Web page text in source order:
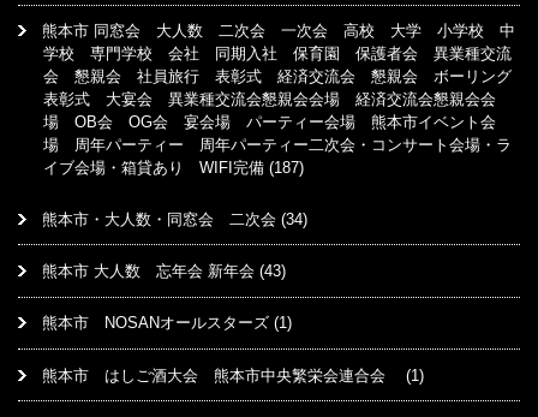
熊本市 同窓会 大人数 二次会 一次会 高校 大学 小学校 中
学校 専門学校 会社 同期入社 保育園 保護者会 異業種交流
会 懇親会 社員旅行 表彰式 経済交流会 懇親会 ボーリング
表彰式 大宴会 異業種交流会懇親会会場 経済交流会懇親会会
場 OB会 OG会 宴会場 パーティー会場 熊本市イベント会
場 周年パーティー 周年パーティー二次会・コンサート会場・ラ
イブ会場・箱貸あり WIFI完備 (187)
熊本市・大人数・同窓会 二次会 (34)
熊本市 大人数 忘年会 新年会 (43)
熊本市 NOSANオールスターズ (1)
熊本市 はしご酒大会 熊本市中央繁栄会連合会 (1)